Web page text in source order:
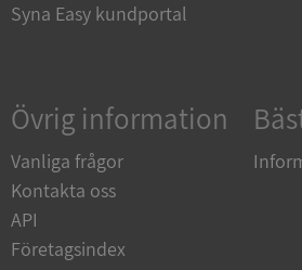
Syna Easy kundportal
Övrig information
Vanliga frågor
Kontakta oss
API
FöretagsindexVISITOR_PRIVACY_METADATA
Privacy Policy